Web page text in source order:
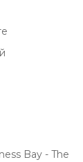
Bay - The